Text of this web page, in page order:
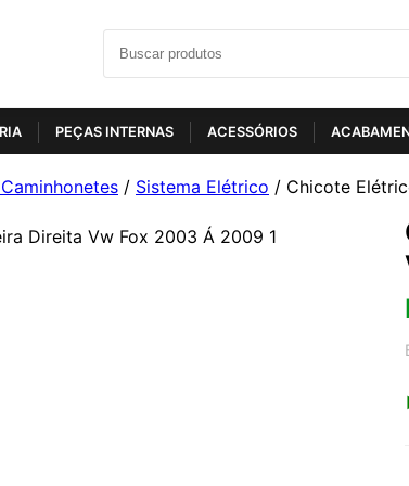
PEÇAS INTERNAS ACESSÓRIOS
/ Sistema Elétrico / Chicote